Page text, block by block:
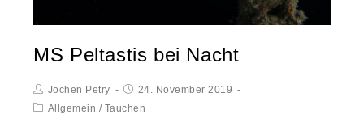
MS Peltastis bei Nacht
Jochen Petry
24. November 2019
Allgemein / Tauchen